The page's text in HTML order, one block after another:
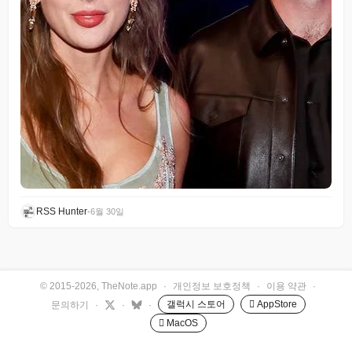
RSS Hunter•6월 30일
© 2015-2026, TheNote.app · 개인정보 보호정책 · 이용 약관
·
문의하기
· · · 갤럭시 스토어
 AppStore
 MacOS